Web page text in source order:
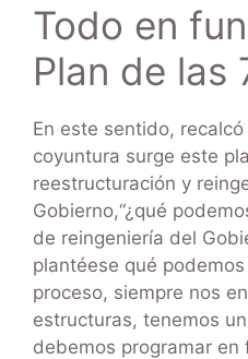
Todo en
Plan de las
En este sentido,
coyuntura surge este
reestructuración y
Gobierno,“¿qué
de reingeniería del
plantéese qué
proceso, siempre nos
estructuras, tenemos
debemos programar en